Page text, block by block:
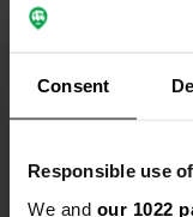
Consent
Responsible use
We and our 1022
plusieurs
saison, car